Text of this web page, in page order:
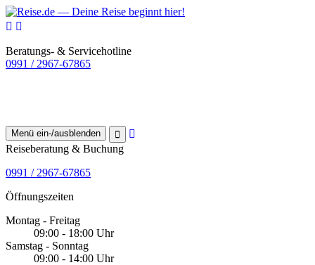
Beratungs- & Servicehotline
0991 / 2967-67865
Menü ein-/ausblenden
Reiseberatung & Buchung
0991 / 2967-67865
Öffnungszeiten
Montag - Freitag
09:00 - 18:00 Uhr
Samstag - Sonntag
09:00 - 14:00 Uhr